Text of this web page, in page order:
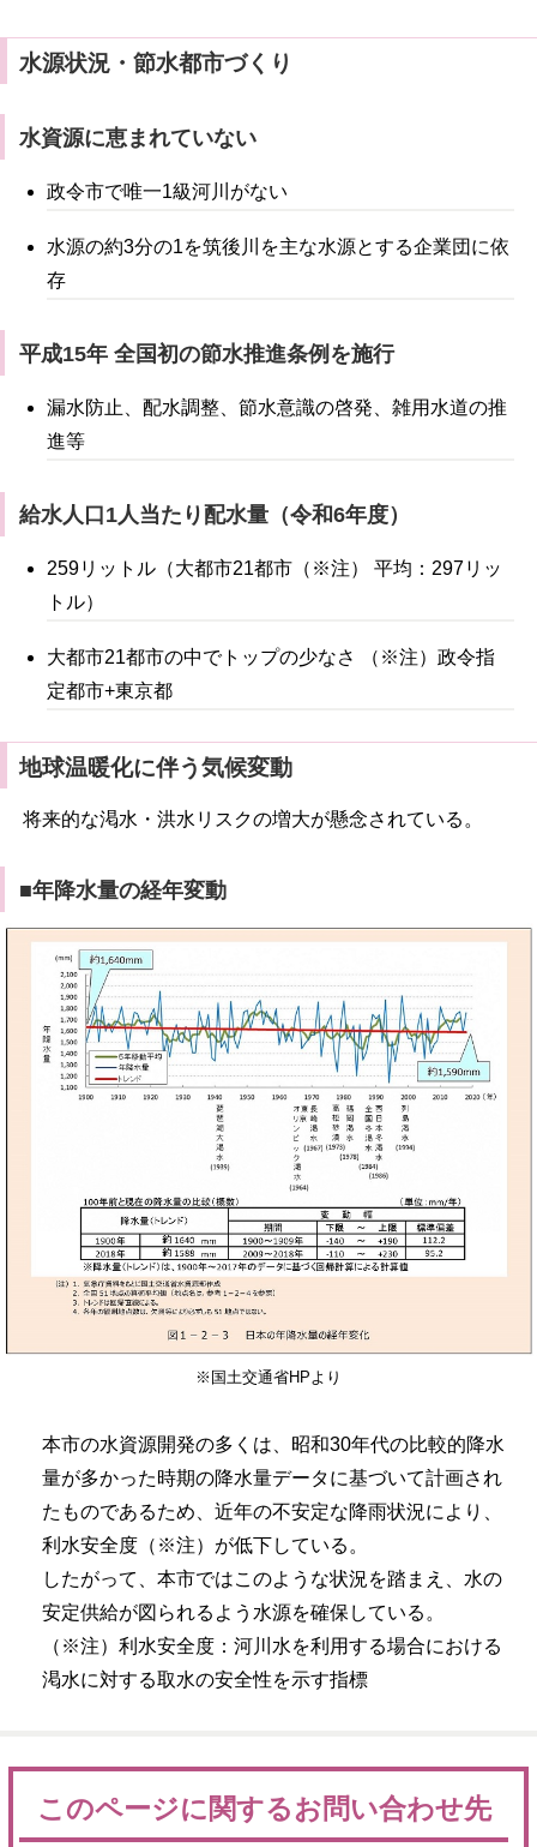
水源状況・節水都市づくり
水資源に恵まれていない
政令市で唯一1級河川がない
水源の約3分の1を筑後川を主な水源とする企業団に依
存
平成15年 全国初の節水推進条例を施行
漏水防止、配水調整、節水意識の啓発、雑用水道の推
進等
給水人口1人当たり配水量（令和6年度）
259リットル（大都市21都市（※注） 平均：297リッ
トル）
大都市21都市の中でトップの少なさ （※注）政令指
定都市+東京都
地球温暖化に伴う気候変動
将来的な渇水・洪水リスクの増大が懸念されている。
■年降水量の経年変動
※国土交通省HPより
本市の水資源開発の多くは、昭和30年代の比較的降水
量が多かった時期の降水量データに基づいて計画され
たものであるため、近年の不安定な降雨状況により、
利水安全度（※注）が低下している。
したがって、本市ではこのような状況を踏まえ、水の
安定供給が図られるよう水源を確保している。
（※注）利水安全度：河川水を利用する場合における
渇水に対する取水の安全性を示す指標
このページに関するお問い合わせ先